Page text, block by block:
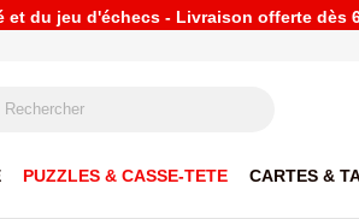
du jeu d'échecs - Livraison offerte dès
PUZZLES & CASSE-TETE CARTES &